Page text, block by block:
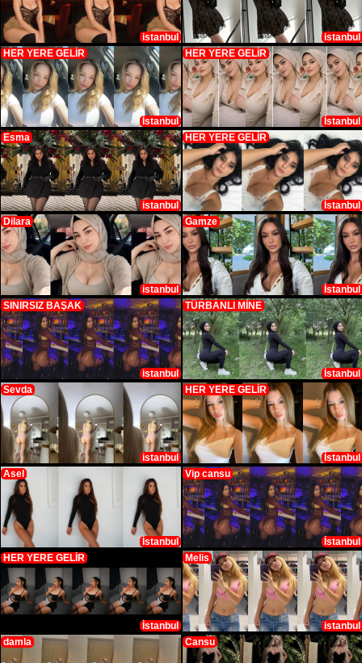
istanbul
istanbul
HER YERE GELİR
İstanbul
HER YERE GELİR
İstanbul
Esma
istanbul
HER YERE GELİR
İstanbul
Dilara
istanbul
Gamze
İstanbul
SINIRSIZ BAŞAK
istanbul
TÜRBANLI MİNE
İstanbul
Sevda
istanbul
HER YERE GELİR
İstanbul
Asel
İstanbul
Vip cansu
İstanbul
HER YERE GELİR
İstanbul
Melis
istanbul
damla
Cansu